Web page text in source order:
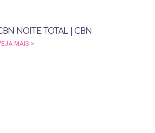
NOITE TOTAL | CBN
MAIS >